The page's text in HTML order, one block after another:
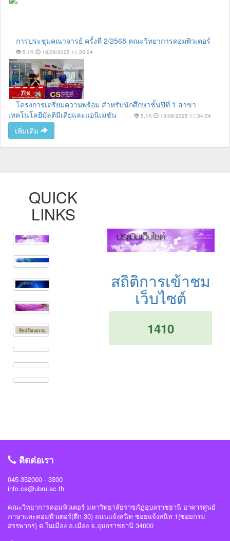
การประชุมคณาจารย์ ครั้งที่ 2/2568 คณะวิทยาการคอมพิวเตอร์
5.1K 18/06/2025 11:35:24
โครงการเตรียมความพร้อม สำหรับนักศึกษาชั้นปีที่ 1 สาขา
เทคโนโลยีมัลติมีเดียและแอนิเมชัน
5.1K 13/06/2025 11:34:04
เพิ่มเติม
QUICK
LINKS
สถิติการเข้าชม
เว็บไซต์
1410
ติดต่อเรา
045-352000 - 3300
info.cs@ubru.ac.th
คณะวิทยาการคอมพิวเตอร์ มหาวิทยาลัยราชภัฏอุบลราชธานี อาคารศูนย์
ภาษาและคอมพิวเตอร์(ตึก 30) ถนนแจ้งสนิท ซอยแจ้งสนิท 1(ซอยกรม
สรรพากร) ต.ในเมือง อ.เมือง จ.อุบลราชธานี 34000